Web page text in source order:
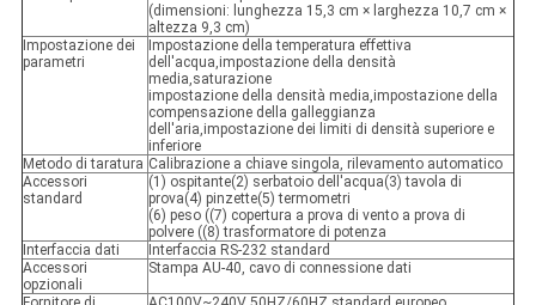
(dimensioni: lunghezza 15,3 cm × larghezza 10,7 cm ×
altezza 9,3 cm)
Impostazione dei
parametri
Impostazione della temperatura effettiva
dell'acqua,impostazione della densità
media,saturazione
impostazione della densità media,impostazione della
compensazione della galleggianza
dell'aria,impostazione dei limiti di densità superiore e
inferiore
Metodo di taratura Calibrazione a chiave singola, rilevamento automatico
Accessori
standard
(1) ospitante(2) serbatoio dell'acqua(3) tavola di
prova(4) pinzette(5) termometri
(6) peso ((7) copertura a prova di vento a prova di
polvere ((8) trasformatore di potenza
Interfaccia dati
Interfaccia RS-232 standard
Accessori
opzionali
Stampa AU-40, cavo di connessione dati